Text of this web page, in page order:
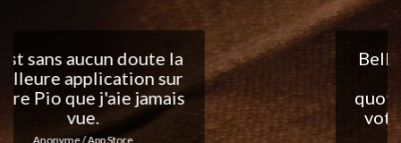
Belle application, j'adore
les notifications
quotidiennes... Continuez
votre excellent travail !